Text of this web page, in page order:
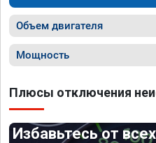
Объем двигателя
Мощность
Плюсы отключения
Избавьтесь от